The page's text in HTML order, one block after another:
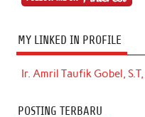
MY LINKED IN PROFILE
Ir. Amril Taufik Gobel,
POSTING TERBARU